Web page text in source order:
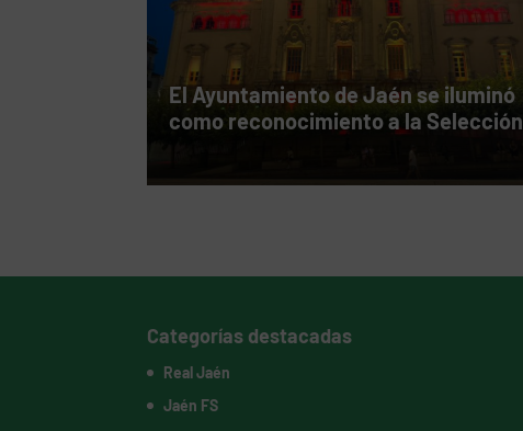
El Ayuntamiento de Jaén se iluminó
como reconocimiento a la Selección
Categorías destacadas
Real Jaén
Jaén FS